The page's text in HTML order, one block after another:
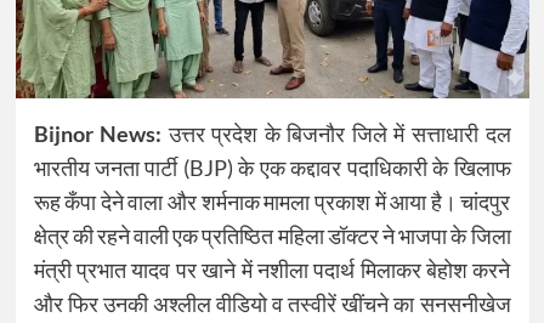
Bijnor News: उत्तर प्रदेश के बिजनौर जिले में सत्ताधारी दल
भारतीय जनता पार्टी (BJP) के एक कद्दावर पदाधिकारी के खिलाफ
रूह कँपा देने वाला और शर्मनाक मामला प्रकाश में आया है। चांदपुर
क्षेत्र की रहने वाली एक प्रतिष्ठित महिला डॉक्टर ने भाजपा के जिला
मंत्री प्रभात यादव पर खाने में नशीला पदार्थ मिलाकर बेहोश करने
और फिर उनकी अश्लील वीडियो व तस्वीरें खींचने का सनसनीखेज